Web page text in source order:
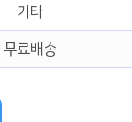
기타
무료배송